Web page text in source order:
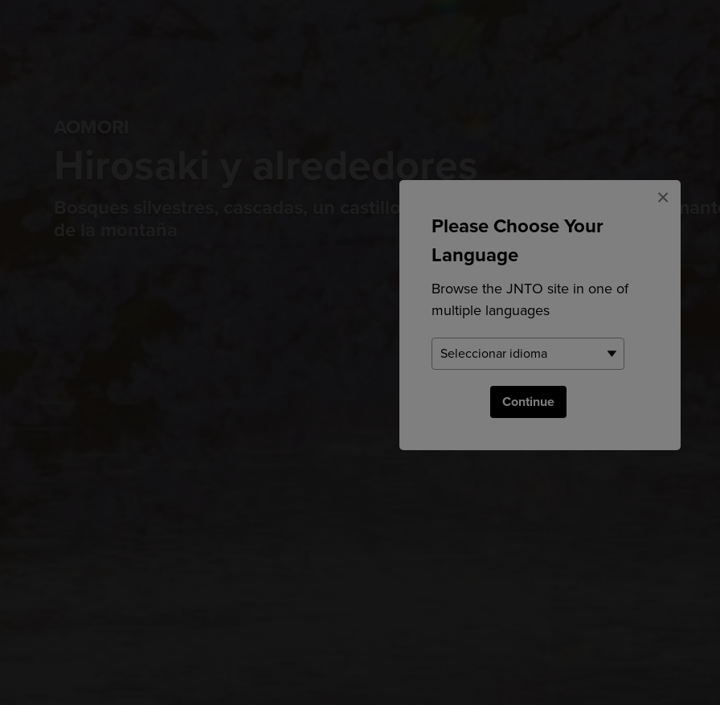
Please Choose Your
Language
Browse the JNTO site in one of
multiple languages
Continue
×
Hirosaki y alrededores
Bosques silvestres, cascadas, un castillo tradicional y el paraíso de los